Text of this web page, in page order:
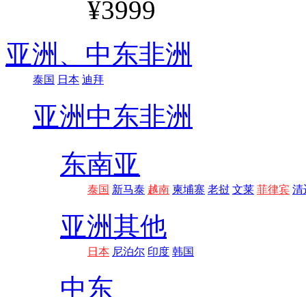
¥3999
亚洲、 中东非洲
泰国 日本 迪拜
亚洲 中东非洲
东南亚
泰国 新马泰 越南 柬埔寨 老挝 文莱 菲律宾 清
亚洲其他
日本 尼泊尔 印度 韩国
中东